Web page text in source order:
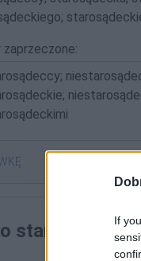
If
starosądecku